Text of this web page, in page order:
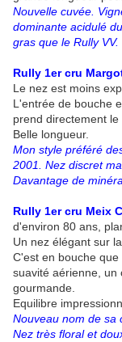
Nouvelle cuvée.
dominante acidulé
gras que le Rully VV.
Rully 1er cru
Le nez est moins
L'entrée de bouche
prend directement
Belle longueur.
Mon style préféré
2001. Nez discret
Davantage de
Rully 1er cru Meix
d'environ 80 ans,
Un nez élégant sur
C'est en bouche
suavité aérienne, un
gourmande.
Equilibre
Nouveau nom de sa
Nez très floral et